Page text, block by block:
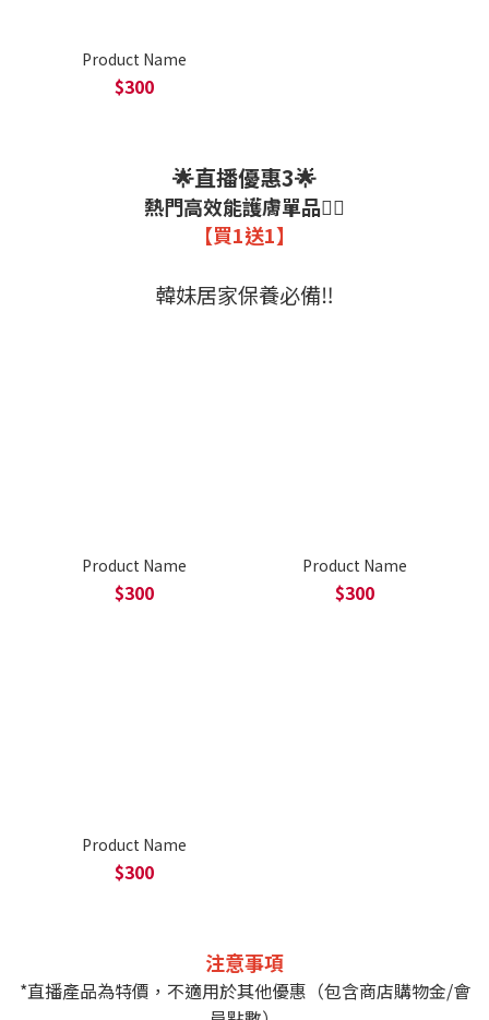
Product Name
$300
🌟直播優惠3🌟
熱門高效能護膚單品❤️‍🔥
【買1送1】
韓妹居家保養必備‼️
Product Name
$300
Product Name
$300
Product Name
$300
注意事項
*直播產品為特價，不適用於其他優惠（包含商店購物金/會